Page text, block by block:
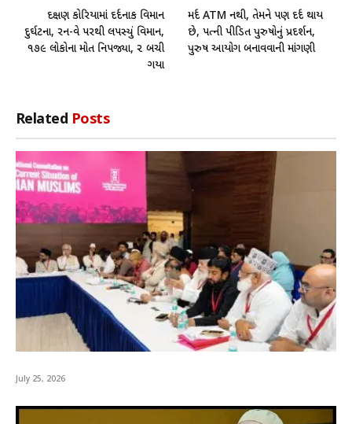
દક્ષિણ કોરિયામાં દર્દનાક વિમાન
દુર્ઘટના, રન-વે પરથી લપસ્યું વિમાન,
૧૭૯ લોકોના મોત નિપજ્યા, ૨ બચી
ગયા
મર્દ ATM નથી, તેમને પણ દર્દ થાય
છે, પત્ની પીડિત પુરુષોનું પ્રદર્શન,
પુરુષ આયોગ બનાવવાની માંગણી
Related Posts
July 25, 2026